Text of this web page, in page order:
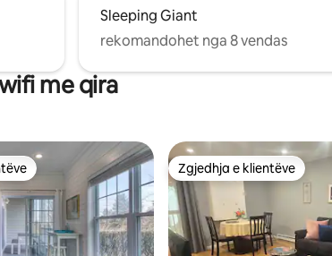
Sleeping Giant
rekomandohet nga 8 vendas
me qira
Zgjedhja e klientëve
Zgjedhja e klientëve